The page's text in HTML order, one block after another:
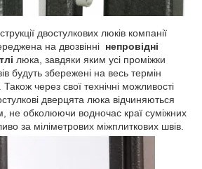
двостулкових люків компанії
на двозвінні непровідні
люка, завдяки яким усі проміжки
будуть збережені на весь термін
через свої технічні можливості
дверцята люка відчиняються
не обколюючи водночас краї суміжних
за міліметрових міжплиткових швів.